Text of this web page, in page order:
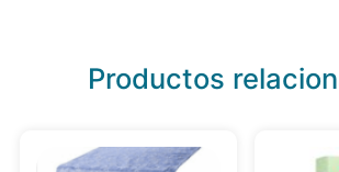
Productos